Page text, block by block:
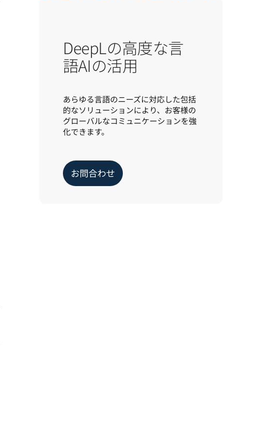
DeepLの高度な言
語AIの活用
あらゆる言語のニーズに対応した包括
的なソリューションにより、お客様の
グローバルなコミュニケーションを強
化できます。
お問合わせ